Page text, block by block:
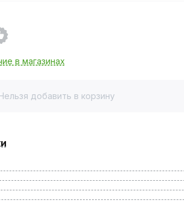
в магазинах
добавить в корзину